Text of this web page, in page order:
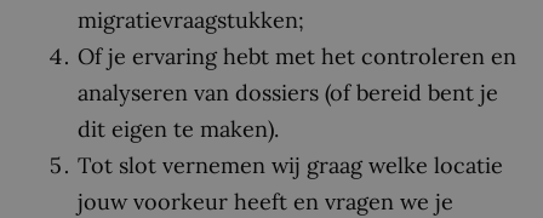
migratievraagstukken;
Of je ervaring hebt met het controleren en
analyseren van dossiers (of bereid bent je
dit eigen te maken).
Tot slot vernemen wij graag welke locatie
jouw voorkeur heeft en vragen we je